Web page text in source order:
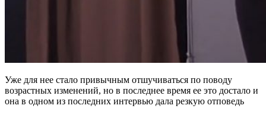
Уже для нее стало привычным отшучиваться по поводу
возрастных изменений, но в последнее время ее это достало и
она в одном из последних интервью дала резкую отповедь